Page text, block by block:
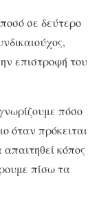
σε δεύτερο
επιστροφή του
πόσο
όταν πρόκειται
κόπος
πίσω τα